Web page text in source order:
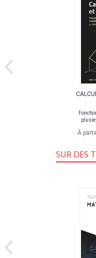
À
SUR DES